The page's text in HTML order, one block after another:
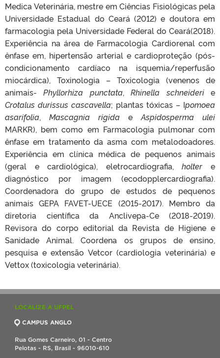
Medica Veterinária, mestre em Ciências Fisiológicas pela
Universidade Estadual do Ceará (2012) e doutora em
farmacologia pela Universidade Federal do Ceará(2018).
Experiência na área de Farmacologia Cardiorenal com
ênfase em, hipertensão arterial e cardioproteção (pós-
condicionamento cardíaco na isquemia/reperfusão
miocárdica), Toxinologia – Toxicologia (venenos de
animais-Phyllorhiza punctata,Rhinella schneiderie
Crotalus durissus cascavella; plantas tóxicas – Ipomoea
asarifolia, Mascagnia rigida e Aspidosperma ulei
MARKR), bem como em Farmacologia pulmonar com
ênfase em tratamento da asma com metalodoadores.
Experiência em clínica médica de pequenos animais
(geral e cardiológica), eletrocardiografia,holter e
diagnóstico por imagem (ecodopplercardiografia).
Coordenadora do grupo de estudos de pequenos
animais GEPA FAVET-UECE (2015-2017). Membro da
diretoria científica da Anclivepa-Ce (2018-2019).
Revisora do corpo editorial da Revista de Higiene e
Sanidade Animal. Coordena os grupos de ensino,
pesquisa e extensão Vetcor (cardiologia veterinária) e
Vettox (toxicologia veterinária).
LOCALIZE A UFPEL
CAMPUS ANGLO
Rua Gomes Carneiro, 01 - Centro
Pelotas - RS, Brasil - 96010-610